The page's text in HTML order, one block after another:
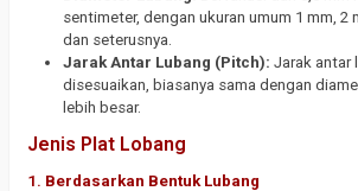
sentimeter, dengan ukuran umum 1 mm, 2
dan seterusnya.
Jarak Antar Lubang (Pitch): Jarak antar
disesuaikan, biasanya sama dengan
lebih besar.
Jenis Plat Lobang
1. Berdasarkan Bentuk Lubang